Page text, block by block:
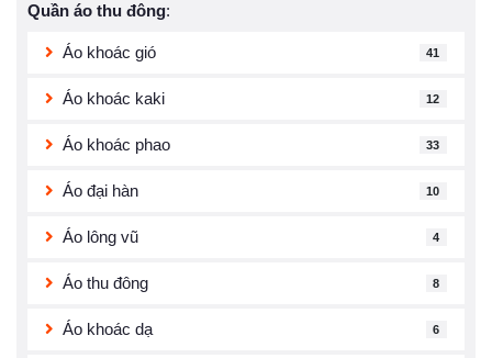
Quần áo thu đông:
Áo khoác gió 41
Áo khoác kaki 12
Áo khoác phao 33
Áo đại hàn 10
Áo lông vũ 4
Áo thu đông 8
Áo khoác dạ 6